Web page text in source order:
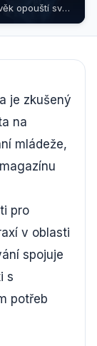
opouští svůj
je zkušený
na
mládeže,
pro
v oblasti
spojuje
s
potřeb